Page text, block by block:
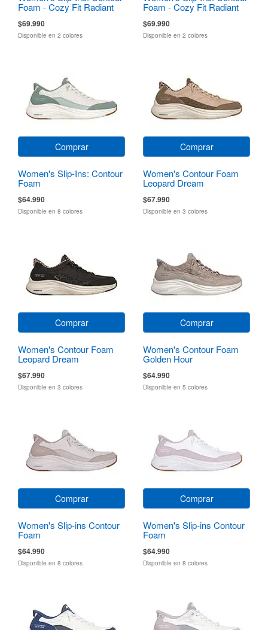
Foam - Cozy Fit Radiant
$69.990
Disponible en 2 colores
Foam - Cozy Fit Radiant
$69.990
Disponible en 2 colores
Comprar
Women's Slip-Ins: Contour
Foam
$64.990
Disponible en 8 colores
Comprar
Women's Contour Foam
Leopard Dream
$67.990
Disponible en 3 colores
Comprar
Women's Contour Foam
Leopard Dream
$67.990
Disponible en 3 colores
Comprar
Women's Contour Foam
Golden Hour
$64.990
Disponible en 5 colores
Comprar
Women's Slip-ins Contour
Foam
$64.990
Disponible en 8 colores
Comprar
Women's Slip-ins Contour
Foam
$64.990
Disponible en 8 colores